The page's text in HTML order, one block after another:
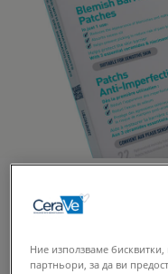
В тази статия:
Ние използваме
партньори, за да ви